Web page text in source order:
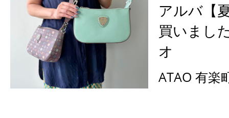
アルバ【
買いまし
オ
ATAO 有楽